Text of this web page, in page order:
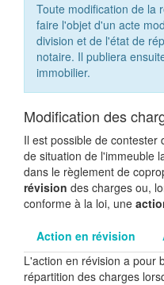
Toute modification de la
faire l'objet d'un acte
division et de l'état de
notaire. Il publiera
immobilier.
Modification des
Il est possible de contester
de situation de l'immeuble
dans le règlement de
révision des charges ou,
conforme à la loi, une
Action en révision
L'action en révision a pour
répartition des charges